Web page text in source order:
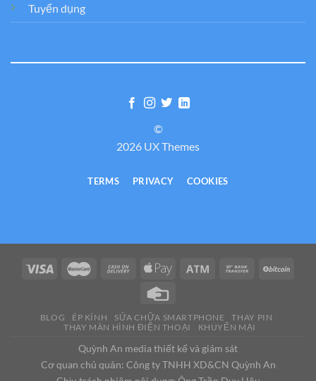
Tuyển dụng
©
2026 UX Themes
TERMS PRIVACY COOKIES
BLOG ÉP KÍNH SỬA CHỮA SMARTPHONE
THAY PIN
THAY MÀN HÌNH ĐIỆN THOẠI
KHUYẾN MẠI
Quỳnh An media thiết kế và giám sát
Cơ quan chủ quản: Công ty TNHH XD&CN Quỳnh An